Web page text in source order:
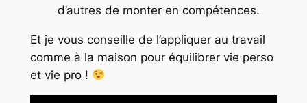
d’autres de monter en compétences.
Et je vous conseille de l’appliquer au travail
comme à la maison pour équilibrer vie perso
et vie pro !